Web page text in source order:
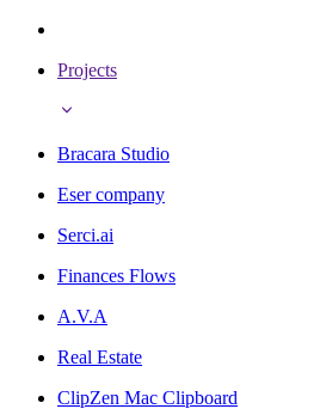
Projects
Bracara Studio
Eser company
Serci.ai
Finances Flows
A.V.A
Real Estate
ClipZen Mac Clipboard